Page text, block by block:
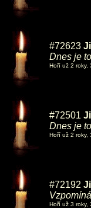
#72623
Dnes je
Hoří už 2 roky,
#72501
Dnes je
Hoří už 2 roky,
#72192
Hoří už 3 roky,